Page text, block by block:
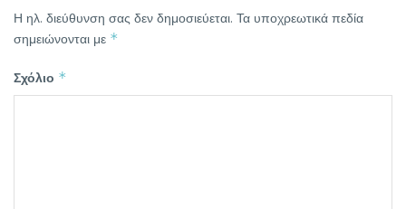
Η ηλ. διεύθυνση σας δεν δημοσιεύεται. Τα υποχρεωτικά πεδία
σημειώνονται με *
Σχόλιο *